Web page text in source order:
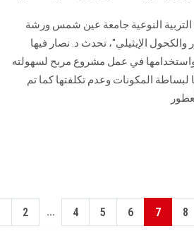
التربية النوعية جامعة عين شمس ورشة
الإيثيلي"، تحدث د. نصار فيها
في عمل مشروع مربح لسهولته
المكونات وعدم تكلفتها كما تم
2 ... 4 5 6 7 8